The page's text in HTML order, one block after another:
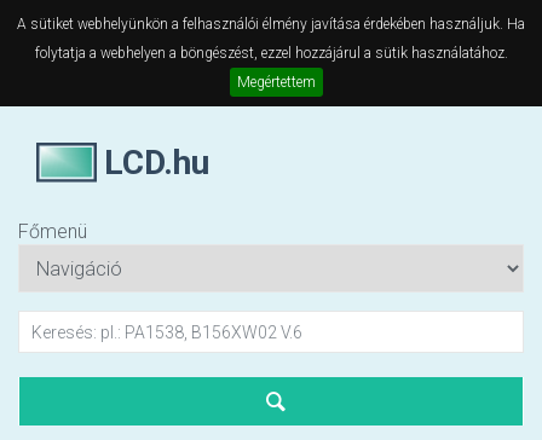
A sütiket webhelyünkön a felhasználói élmény javítása érdekében használjuk. Ha
folytatja a webhelyen a böngészést, ezzel hozzájárul a sütik használatához.
Megértettem
LCD.hu
Főmenü